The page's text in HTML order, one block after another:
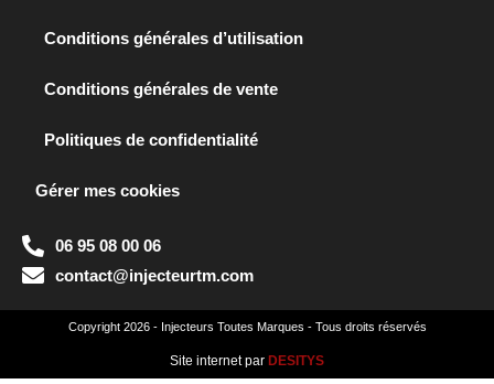
Conditions générales d’utilisation
Conditions générales de vente
Politiques de confidentialité
Gérer mes cookies
06 95 08 00 06
contact@injecteurtm.com
Copyright 2026 - Injecteurs Toutes Marques - Tous droits réservés
Site internet par DESITYS